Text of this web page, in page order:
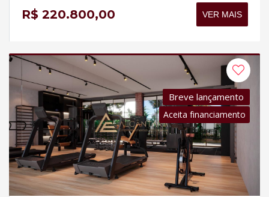
R$ 220.800,00 VER MAIS
Breve lançamento
Aceita financiamento